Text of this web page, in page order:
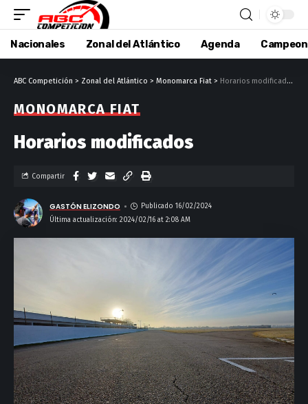
Nacionales Zonal del Atlántico Agenda
ABC Competición > Zonal del Atlántico > Monomarca Fiat > Horarios modificados
MONOMARCA FIAT
Horarios modificados
Última actualización: 2024/02/16 at 2:08 AM
GASTÓN ELIZONDO Publicado 16/02/2024
Compartir